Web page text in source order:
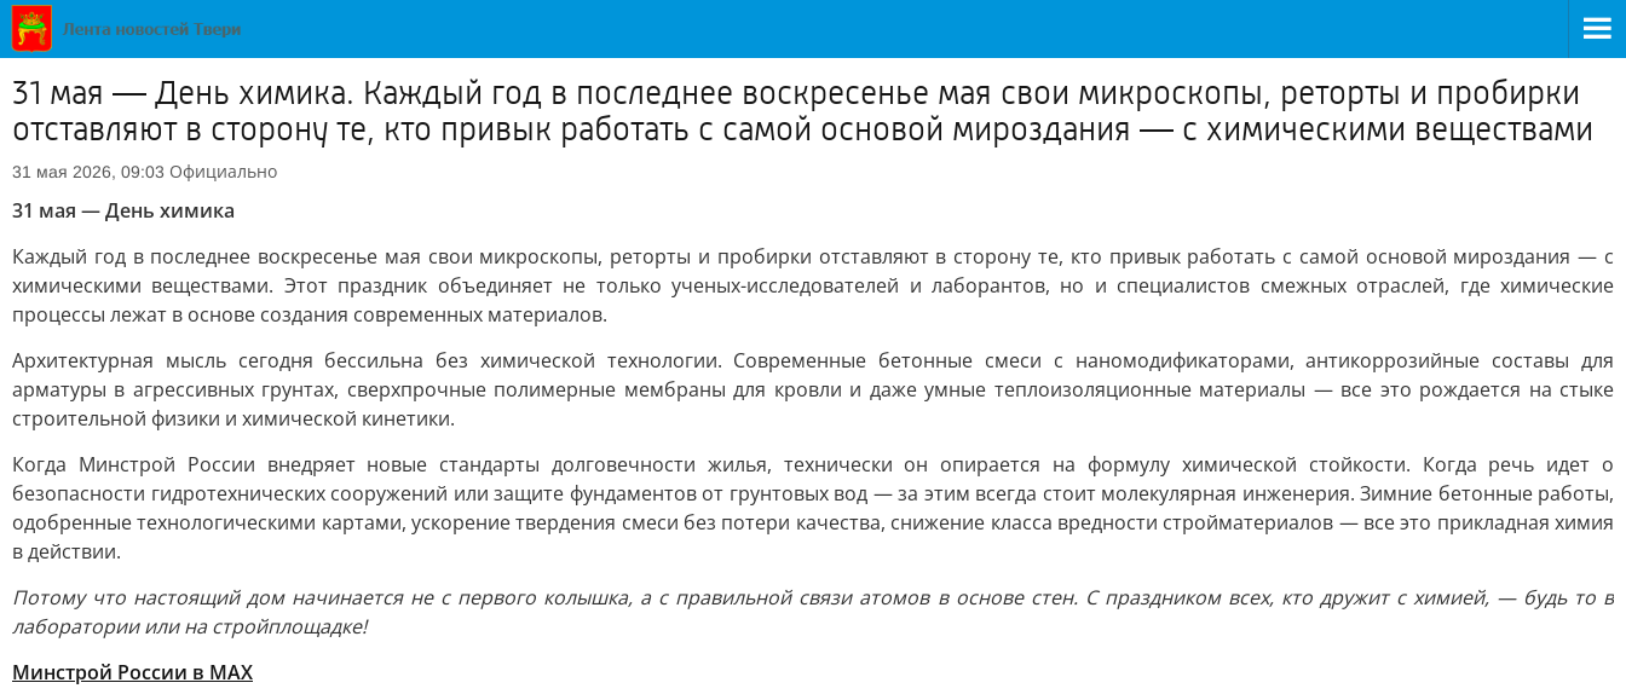
31 мая — День химика. Каждый год в последнее воскресенье мая свои микроскопы, реторты и пробирки
отставляют в сторону те, кто привык работать с самой основой мироздания — с химическими веществами
31 мая 2026, 09:03 Официально
31 мая — День химика
Каждый год в последнее воскресенье мая свои микроскопы, реторты и пробирки отставляют в сторону те, кто привык работать с самой основой мироздания — с
химическими веществами. Этот праздник объединяет не только ученых-исследователей и лаборантов, но и специалистов смежных отраслей, где химические
процессы лежат в основе создания современных материалов.
Архитектурная мысль сегодня бессильна без химической технологии. Современные бетонные смеси с наномодификаторами, антикоррозийные составы для
арматуры в агрессивных грунтах, сверхпрочные полимерные мембраны для кровли и даже умные теплоизоляционные материалы — все это рождается на стыке
строительной физики и химической кинетики.
Когда Минстрой России внедряет новые стандарты долговечности жилья, технически он опирается на формулу химической стойкости. Когда речь идет о
безопасности гидротехнических сооружений или защите фундаментов от грунтовых вод — за этим всегда стоит молекулярная инженерия. Зимние бетонные работы,
одобренные технологическими картами, ускорение твердения смеси без потери качества, снижение класса вредности стройматериалов — все это прикладная химия
в действии.
Потому что настоящий дом начинается не с первого колышка, а с правильной связи атомов в основе стен. С праздником всех, кто дружит с химией, — будь то в
лаборатории или на стройплощадке!
Минстрой России в MAX